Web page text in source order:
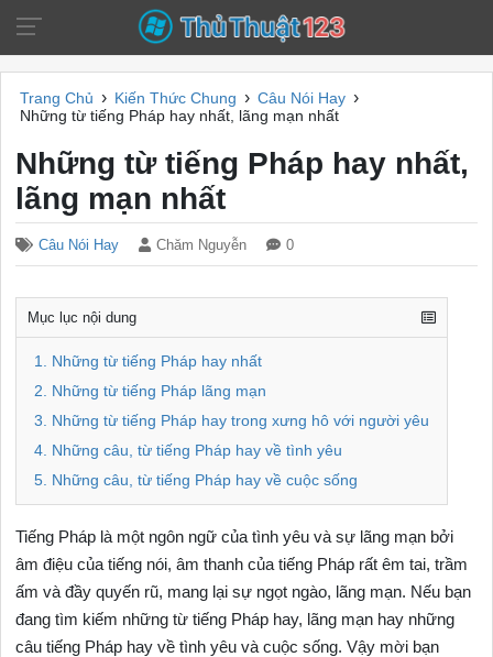
Trang Chủ › Kiến Thức Chung › Câu Nói Hay ›
Những từ tiếng Pháp hay nhất, lãng mạn nhất
Những từ tiếng Pháp hay nhất,
lãng mạn nhất
Câu Nói Hay Chăm Nguyễn 0
Mục lục nội dung
1. Những từ tiếng Pháp hay nhất
2. Những từ tiếng Pháp lãng mạn
3. Những từ tiếng Pháp hay trong xưng hô với người yêu
4. Những câu, từ tiếng Pháp hay về tình yêu
5. Những câu, từ tiếng Pháp hay về cuộc sống
Tiếng Pháp là một ngôn ngữ của tình yêu và sự lãng mạn bởi
âm điệu của tiếng nói, âm thanh của tiếng Pháp rất êm tai, trầm
ấm và đầy quyến rũ, mang lại sự ngọt ngào, lãng mạn. Nếu bạn
đang tìm kiếm những từ tiếng Pháp hay, lãng mạn hay những
câu tiếng Pháp hay về tình yêu và cuộc sống. Vậy mời bạn